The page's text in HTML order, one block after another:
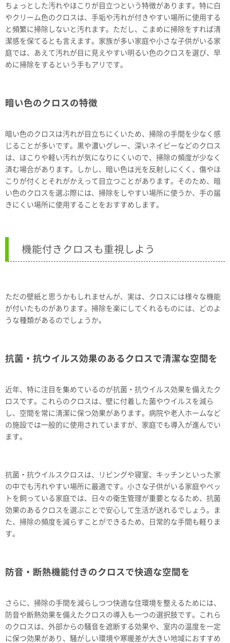
ちょっとした汚れやほこりが目立つという特徴があります。特に白
やクリーム色のクロスは、手垢や汚れが付きやすい場所に使用する
と頻繁に掃除しないと汚れます。ただし、こまめに掃除をすれば清
潔感を保てるとも言えます。家族が多い家庭や小さな子供がいる家
庭では、あえて汚れが目に見えやすい明るい色のクロスを選び、早
めに掃除をするという手もアリです。
暗い色のクロスの特徴
暗い色のクロスは汚れが目立ちにくいため、掃除の手間を少なく感
じることが多いです。黒や濃いグレー、深いネイビーなどのクロス
は、ほこりや軽い汚れが気になりにくいので、掃除の頻度が少なく
済む場合があります。しかし、暗い色は光を反射しにくく、傷やほ
こりが付くとそれがかえって目立つことがあります。そのため、暗
い色のクロスを選ぶ際には、掃除をしやすい場所に使うか、手の届
きにくい場所に使用することをおすすめします。
機能付きクロスも重視しよう
ただの壁紙と思うかもしれませんが、実は、クロスには様々な機能
が付いたものがあります。掃除を楽にしてくれるものには、どのよ
うな種類があるのでしょうか。
抗菌・抗ウイルス効果のあるクロスで清潔な空間を
近年、特に注目を集めているのが抗菌・抗ウイルス効果を備えたク
ロスです。これらのクロスは、壁に付着した菌やウイルスを減ら
し、空間を常に清潔に保つ効果があります。病院や老人ホームなど
の施設では一般的に使用されていますが、家庭でも導入が進んでい
ます。
抗菌・抗ウイルスクロスは、リビングや寝室、キッチンといった家
の中でも汚れやすい場所に最適です。小さな子供がいる家庭やペッ
トを飼っている家庭では、日々の衛生管理が重要となるため、抗菌
効果のあるクロスを選ぶことで安心して生活が送れるでしょう。ま
た、掃除の頻度を減らすことができるため、日常的な手間も軽りま
す。
防音・断熱機能付きのクロスで快適な空間を
さらに、掃除の手間を減らしつつ快適な住環境を整えるためには、
防音や断熱効果を備えたクロスの導入も一つの選択肢です。これら
のクロスは、外部からの騒音を遮断する効果や、室内の温度を一定
に保つ効果があり、騒がしい環境や寒暖差が大きい地域におすすめ